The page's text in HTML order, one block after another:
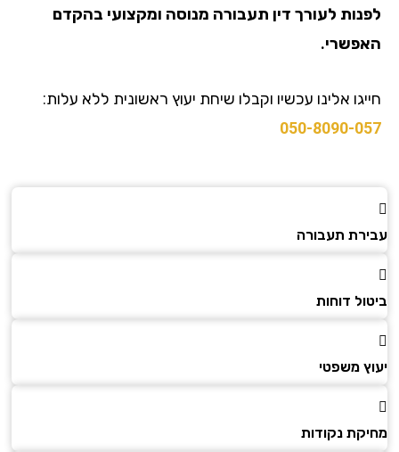
לעורך דין תעבורה מנוסה ומקצועי בהקדם
אלינו עכשיו וקבלו שיחת יעוץ ראשונית ללא עלות:
050-8090-
תעבורה
דוחות
משפטי
נקודות